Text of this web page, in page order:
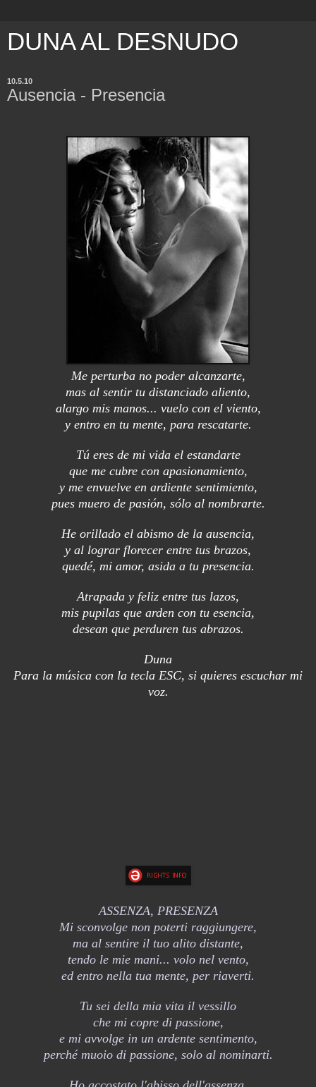
DUNA AL DESNUDO
10.5.10
Ausencia - Presencia
Me perturba no poder alcanzarte,
mas al sentir tu distanciado aliento,
alargo mis manos... vuelo con el viento,
y entro en tu mente, para rescatarte.
Tú eres de mi vida el estandarte
que me cubre con apasionamiento,
y me envuelve en ardiente sentimiento,
pues muero de pasión, sólo al nombrarte.
He orillado el abismo de la ausencia,
y al lograr florecer entre tus brazos,
quedé, mi amor, asida a tu presencia.
Atrapada y feliz entre tus lazos,
mis pupilas que arden con tu esencia,
desean que perduren tus abrazos.
Duna
Para la música con la tecla ESC, si quieres escuchar mi
voz.
ASSENZA, PRESENZA
Mi sconvolge non poterti raggiungere,
ma al sentire il tuo alito distante,
tendo le mie mani... volo nel vento,
ed entro nella tua mente, per riaverti.
Tu sei della mia vita il vessillo
che mi copre di passione,
e mi avvolge in un ardente sentimento,
perché muoio di passione, solo al nominarti.